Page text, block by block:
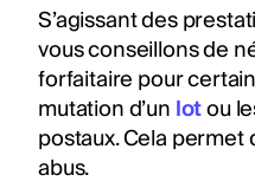
S’agissant des
vous conseillons de
forfaitaire pour
mutation d’unlotou
postaux. Cela permet
abus.